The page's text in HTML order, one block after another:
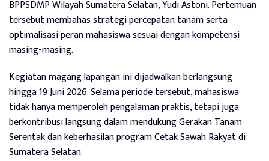
BPPSDMP Wilayah Sumatera Selatan, Yudi Astoni. Pertemuan
tersebut membahas strategi percepatan tanam serta
optimalisasi peran mahasiswa sesuai dengan kompetensi
masing-masing.
Kegiatan magang lapangan ini dijadwalkan berlangsung
hingga 19 Juni 2026. Selama periode tersebut, mahasiswa
tidak hanya memperoleh pengalaman praktis, tetapi juga
berkontribusi langsung dalam mendukung Gerakan Tanam
Serentak dan keberhasilan program Cetak Sawah Rakyat di
Sumatera Selatan.